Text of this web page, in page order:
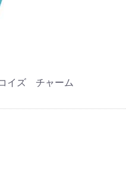
イズ チャーム